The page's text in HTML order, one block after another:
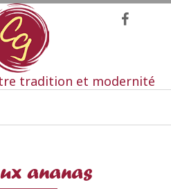
tradition et modernité
ananas